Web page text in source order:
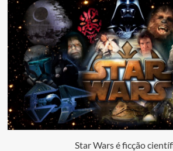
Star Wars é ficção